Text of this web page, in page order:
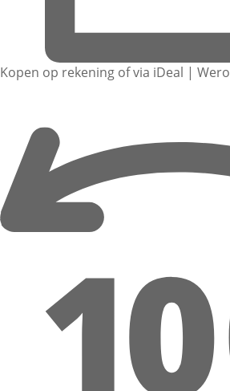
Kopen op rekening of via iDeal | Wero